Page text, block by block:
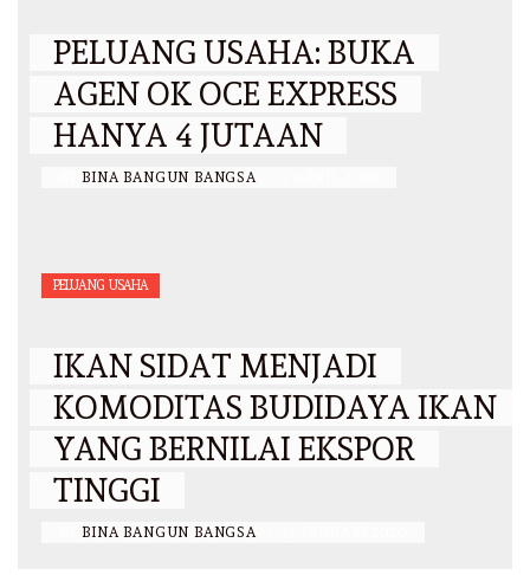
PELUANG USAHA: BUKA
AGEN OK OCE EXPRESS
HANYA 4 JUTAAN
BINA BANGUN BANGSA
PELUANG USAHA
IKAN SIDAT MENJADI
KOMODITAS BUDIDAYA IKAN
YANG BERNILAI EKSPOR
TINGGI
BINA BANGUN BANGSA